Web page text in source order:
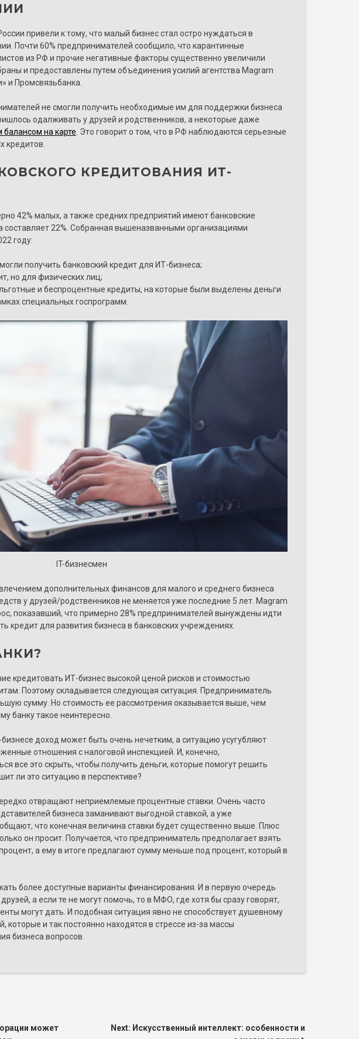
привели к тому, что малый бизнес стал остро нуждаться в
Почти 60% предпринимателей сообщило, что карантинные
из РФ и прочие негативные факторы существенно увеличили
и предоставлены путем объединения усилий агентства Magram
и Промсвязьбанка.
не смогли получить необходимые им для поддержки бизнеса
одалживать у друзей и родственников, а некоторые даже
на карте . Это говорит о том, что в РФ наблюдаются серьезные
кредитов.
КРЕДИТОВАНИЯ ИТ-
42% малых, а также средних предприятий имеют банковские
составляет 22%. Собранная вышеназванными организациями
году:
получить банковский кредит для ИТ-бизнеса;
но для физических лиц;
и беспроцентные кредиты, на которые были выделены деньги
специальных госпрограмм.
IT-бизнесмен
дополнительных финансов для малого и среднего бизнеса
у друзей/родственников не меняется уже последние 5 лет. Magram
показавший, что примерно 28% предпринимателей вынуждены идти
кредит для развития бизнеса в банковских учреждениях.
кредитовать ИТ-бизнес высокой ценой рисков и стоимостью
Поэтому складывается следующая ситуация. Предприниматель
сумму. Но стоимость ее рассмотрения оказывается выше, чем
банку такое неинтересно.
доход может быть очень нечетким, а ситуацию усугубляют
отношения с налоговой инспекцией. И, конечно,
все это скрыть, чтобы получить деньги, которые помогут решить
ли это ситуацию в перспективе?
отвращают неприемлемые процентные ставки. Очень часто
бизнеса заманивают выгодной ставкой, а уже
что конечная величина ставки будет существенно выше. Плюс
он просит. Получается, что предприниматель предполагает взять
а ему в итоге предлагают сумму меньше под процент, который в
более доступные варианты финансирования. И в первую очередь
а если те не могут помочь, то в МФО, где хотя бы сразу говорят,
могут дать. И подобная ситуация явно не способствует душевному
которые и так постоянно находятся в стрессе из-за массы
бизнеса вопросов.
может
Next: Искусственный интеллект: особенности и